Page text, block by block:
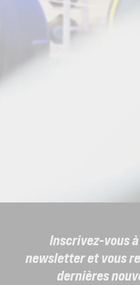
Inscrivez-vous
newsletter et vous
dernières